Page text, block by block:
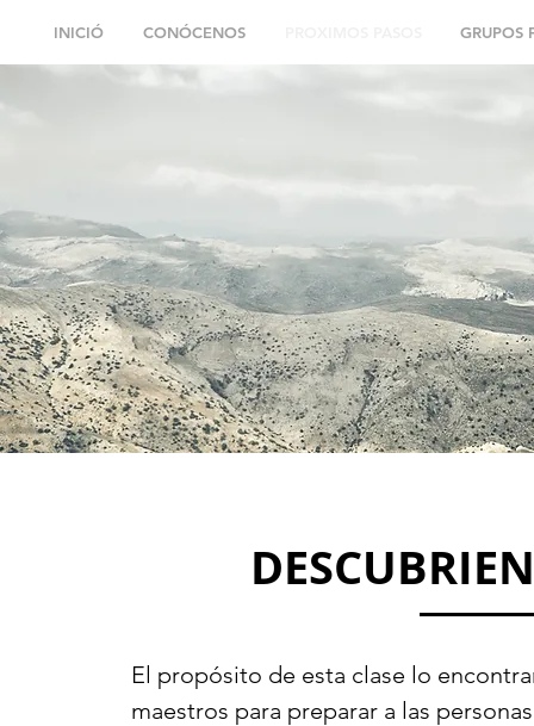
INICIÓ CONÓCENOS GRUPOS
El propósito de esta clase lo
maestros para preparar a las